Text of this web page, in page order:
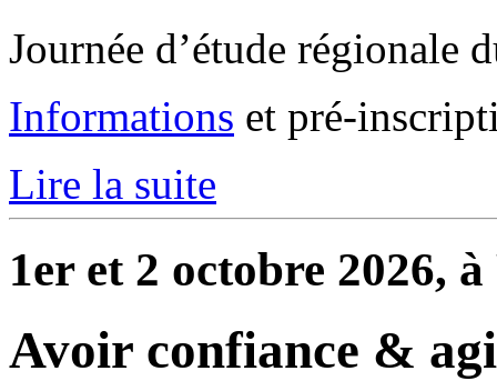
Journée d’étude régionale
Informations et pré-
Lire la suite
1er et 2 octobre 2026,
Avoir confiance &